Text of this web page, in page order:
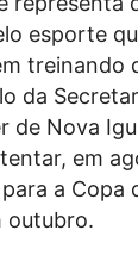
esporte
treinando
da
de Nova
em
a Copa
outubro.